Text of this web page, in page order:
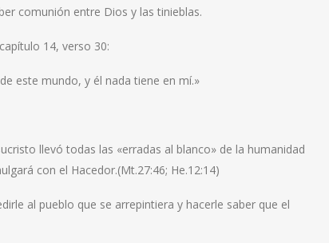
comunión entre Dios y las tinieblas.
14, verso 30:
este mundo, y él nada tiene en mí.»
llevó todas las «erradas al blanco» de la humanidad
con el Hacedor.(Mt.27:46; He.12:14)
al pueblo que se arrepintiera y hacerle saber que el